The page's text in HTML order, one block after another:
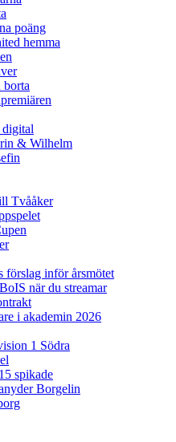
poäng
hemma
& Wilhelm
Tvååker
förslag inför årsmötet
när du streamar
i akademin 2026
1 Södra
spikade
Borgelin